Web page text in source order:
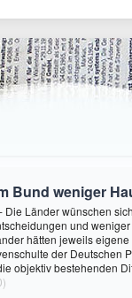
Bund weniger
Die Länder wünschen
und
hätten jeweils
der Deutschen
objektiv bestehenden